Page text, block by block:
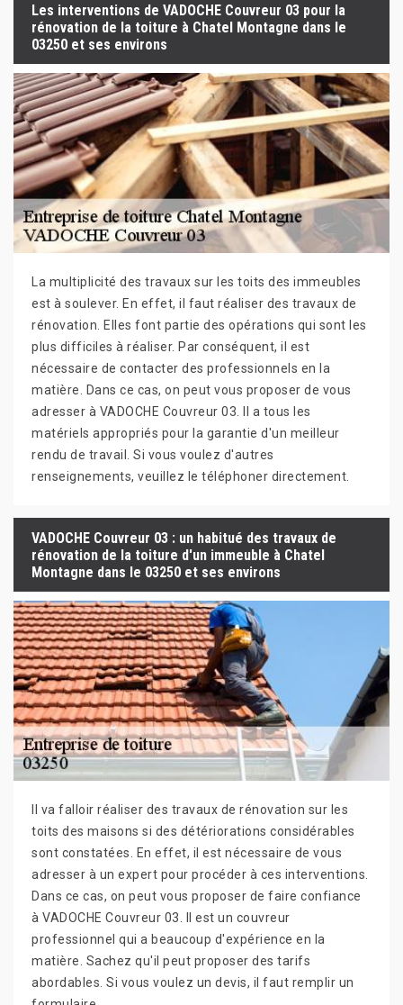
Les interventions de VADOCHE Couvreur 03 pour la
rénovation de la toiture à Chatel Montagne dans le
03250 et ses environs
La multiplicité des travaux sur les toits des immeubles
est à soulever. En effet, il faut réaliser des travaux de
rénovation. Elles font partie des opérations qui sont les
plus difficiles à réaliser. Par conséquent, il est
nécessaire de contacter des professionnels en la
matière. Dans ce cas, on peut vous proposer de vous
adresser à VADOCHE Couvreur 03. Il a tous les
matériels appropriés pour la garantie d'un meilleur
rendu de travail. Si vous voulez d'autres
renseignements, veuillez le téléphoner directement.
VADOCHE Couvreur 03 : un habitué des travaux de
rénovation de la toiture d'un immeuble à Chatel
Montagne dans le 03250 et ses environs
Il va falloir réaliser des travaux de rénovation sur les
toits des maisons si des détériorations considérables
sont constatées. En effet, il est nécessaire de vous
adresser à un expert pour procéder à ces interventions.
Dans ce cas, on peut vous proposer de faire confiance
à VADOCHE Couvreur 03. Il est un couvreur
professionnel qui a beaucoup d'expérience en la
matière. Sachez qu'il peut proposer des tarifs
abordables. Si vous voulez un devis, il faut remplir un